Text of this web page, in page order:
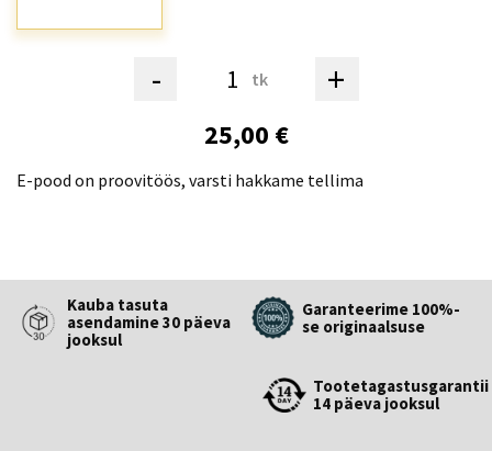
- tk +
25,00 €
E-pood on proovitöös, varsti hakkame tellima
Kauba tasuta
asendamine 30 päeva
jooksul
Garanteerime 100%-
se originaalsuse
Tootetagastusgarantii
14 päeva jooksul